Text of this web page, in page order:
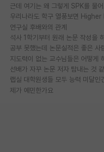
근데 여기는 왜 그렇게 SPK를 물
연구실 후배와의 관계
석사 1학기부터 원래 논문 작성을
공부 못했는데 논문실적은 좋은 사
지도력이 없는 교수님들은 어떻게
선배가 자꾸 논문 저자 탐내는 것
제가 예민한가요